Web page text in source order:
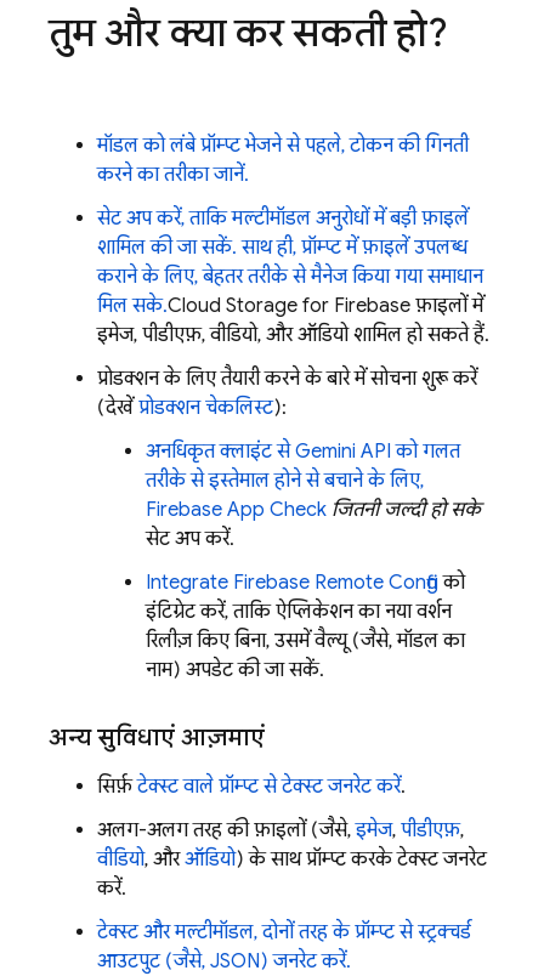
तुम और क्या कर सकती हो?
मॉडल को लंबे प्रॉम्प्ट भेजने से पहले, टोकन की गिनती
करने का तरीका जानें.
सेट अप करें, ताकि मल्टीमॉडल अनुरोधों में बड़ी फ़ाइलें
शामिल की जा सकें. साथ ही, प्रॉम्प्ट में फ़ाइलें उपलब्ध
कराने के लिए, बेहतर तरीके से मैनेज किया गया समाधान
मिल सके.Cloud Storage for Firebase फ़ाइलों में
इमेज, पीडीएफ़, वीडियो, और ऑडियो शामिल हो सकते हैं.
प्रोडक्शन के लिए तैयारी करने के बारे में सोचना शुरू करें
(देखें प्रोडक्शन चेकलिस्ट):
अनधिकृत क्लाइंट सेGemini API को गलत
तरीके से इस्तेमाल होने से बचाने के लिए,
Firebase App Check जितनी जल्दी हो सके
सेट अप करें.
Integrate Firebase Remote Config को
इंटिग्रेट करें, ताकि ऐप्लिकेशन का नया वर्शन
रिलीज़ किए बिना, उसमें वैल्यू (जैसे, मॉडल का
नाम) अपडेट की जा सकें.
अन्य सुविधाएं आज़माएं
सिर्फ़टेक्स्ट वाले प्रॉम्प्ट से टेक्स्ट जनरेट करें.
अलग-अलग तरह की फ़ाइलों (जैसे,इमेज, पीडीएफ़,
वीडियो, औरऑडियो) के साथ प्रॉम्प्ट करके टेक्स्ट जनरेट
करें.
टेक्स्ट और मल्टीमॉडल, दोनों तरह के प्रॉम्प्ट से स्ट्रक्चर्ड
आउटपुट (जैसे, JSON) जनरेट करें.